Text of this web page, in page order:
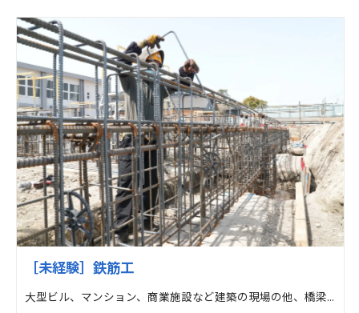
［未経験］鉄筋工
大型ビル、マンション、商業施設など建築の現場の他、橋梁など土木の現場での鉄筋工事